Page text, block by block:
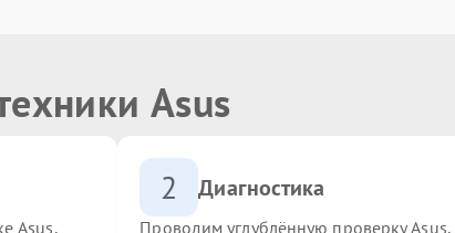
Asus
Asus,
2 Диагностика
Проводим углублённую проверку Asus,